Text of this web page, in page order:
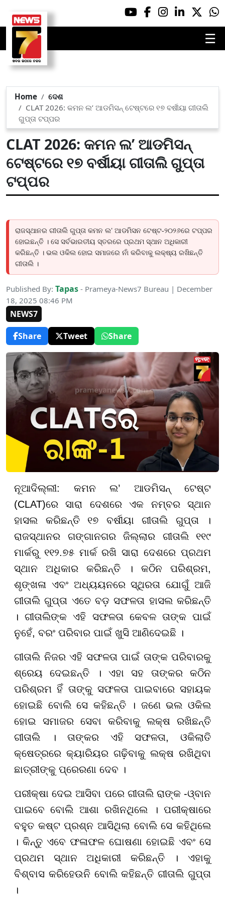
☰
Home
ଦେଶ
CLAT 2026: କମନ ଲ’ ଆଡମିସନ୍ ଟେଷ୍ଟରେ ୧୭ ବର୍ଷୀୟା ଗୀତାଲି
ଗୁପ୍ତା ଟପ୍ପର
CLAT 2026: କମନ ଲ’ ଆଡମିସନ୍
ଟେଷ୍ଟରେ ୧୭ ବର୍ଷୀୟା ଗୀତାଲି ଗୁପ୍ତା
ଟପ୍ପର
ରାଜସ୍ଥାନର ଗୀତାଲି ଗୁପ୍ତା କମନ ଲ’ ଆଡମିସନ ଟେଷ୍ଟ-୨୦୨୬ରେ ଟପ୍ପର
ହୋଇଛନ୍ତି । ସେ ସର୍ବଭାରତୀୟ ସ୍ତରରେ ପ୍ରଥମ ସ୍ଥାନ ଅଧିକାରୀ
କରିଛନ୍ତି । ଭଲ ଓକିଲ ହୋଇ ସମାଜରେ ନାଁ କରିବାକୁ ଲକ୍ଷ୍ୟ ରଖିଛନ୍ତି
ଗୀତାଲି ।
Published By: Tapas - Prameya-News7 Bureau | December
18, 2025 08:46 PM
NEWS7
Share
Tweet Share
ନୂଆଦିଲ୍ଲୀ: କମନ ଲ’ ଆଡମିସନ୍ ଟେଷ୍ଟ
(CLAT)ରେ ସାରା ଦେଶରେ ଏକ ନମ୍ବର ସ୍ଥାନ
ହାସଲ କରିଛନ୍ତି ୧୭ ବର୍ଷୀୟା ଗୀତାଲି ଗୁପ୍ତା ।
ରାଜସ୍ଥାନର ଗଙ୍ଗାନଗର ଜିଲ୍ଲାର ଗୀତାଲି ୧୧୯
ମାର୍କରୁ ୧୧୨.୭୫ ମାର୍କ ରଖି ସାରା ଦେଶରେ ପ୍ରଥମ
ସ୍ଥାନ ଅଧିକାର କରିଛନ୍ତି । କଠିନ ପରିଶ୍ରମ,
ଶୃଙ୍ଖଳା ଏବଂ ଅଧ୍ୟୟନରେ ସ୍ଥିରତା ଯୋଗୁଁ ଆଜି
ଗୀତାଲି ଗୁପ୍ତା ଏତେ ବଡ଼ ସଫଳତା ହାସଲ କରିଛନ୍ତି
। ଗୀତାଲିଙ୍କ ଏହି ସଫଳତା କେବଳ ତାଙ୍କ ପାଇଁ
ନୁହେଁ, ବରଂ ପରିବାର ପାଇଁ ଖୁସି ଆଣିଦେଇଛି ।
ଗୀତାଲି ନିଜର ଏହି ସଫଳତା ପାଇଁ ତାଙ୍କ ପରିବାରକୁ
ଶ୍ରେୟ ଦେଇଛନ୍ତି । ଏହା ସହ ତାଙ୍କର କଠିନ
ପରିଶ୍ରମ ହିଁ ତାଙ୍କୁ ସଫଳତା ପାଇବାରେ ସହାୟକ
ହୋଇଛି ବୋଲି ସେ କହିଛନ୍ତି । ଜଣେ ଭଲ ଓକିଲ
ହୋଇ ସମାଜର ସେବା କରିବାକୁ ଲକ୍ଷ ରଖିଛନ୍ତି
ଗୀତାଲି । ତାଙ୍କର ଏହି ସଫଳତା, ଓକିଲାତି
କ୍ଷେତ୍ରରେ କ୍ୟାରିୟର ଗଢ଼ିବାକୁ ଲକ୍ଷ ରଖିଥିବା
ଛାତ୍ରୀଙ୍କୁ ପ୍ରେରଣା ଦେବ ।
ପରୀକ୍ଷା ଦେଇ ଆସିବା ପରେ ଗୀତାଲି ରାଙ୍କ -ଓ୍ବାନ
ପାଇବେ ବୋଲି ଆଶା ରଖିନଥିଲେ । ପରୀକ୍ଷାରେ
ବହୁତ କଷ୍ଟ ପ୍ରଶ୍ନ ଆସିଥିଲା ବୋଲି ସେ କହିଥିଲେ
। କିନ୍ତୁ ଏବେ ଫଳାଫଳ ଘୋଷଣା ହୋଇଛି ଏବଂ ସେ
ପ୍ରଥମ ସ୍ଥାନ ଅଧିକାରୀ କରିଛନ୍ତି । ଏହାକୁ
ବିଶ୍ବାସ କରିହେଉନି ବୋଲି କହିଛନ୍ତି ଗୀତାଲି ଗୁପ୍ତା
।